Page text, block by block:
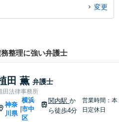
変更
整理に強い弁護士
田 薫 弁護士
田法律事務所
神奈
川県
横浜
市中
区
関内駅 か
ら徒歩4分
営業時間：本
日定休日